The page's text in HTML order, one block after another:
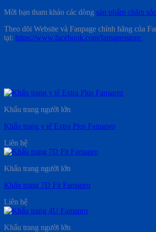
Mời bạn tham khảo các dòng sản phẩm chăm
Theo dõi Website và Fanpage chính hãng của
tại: https://www.facebook.com/famaprostore
Khẩu trang người lớn
Khẩu trang y tế Extra Plus Famapro
Liên hệ
Khẩu trang người lớn
Khẩu trang 7D Fit Famapro
Liên hệ
Khẩu trang người lớn